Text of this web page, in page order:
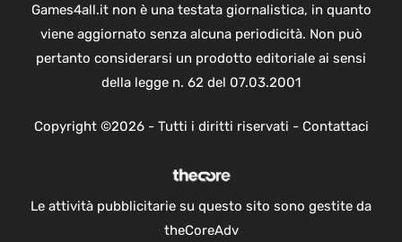
Games4all.it non è una testata giornalistica, in quanto
viene aggiornato senza alcuna periodicità. Non può
pertanto considerarsi un prodotto editoriale ai sensi
della legge n. 62 del 07.03.2001
Copyright ©2026 - Tutti i diritti riservati - Contattaci
Le attività pubblicitarie su questo sito sono gestite da
theCoreAdv